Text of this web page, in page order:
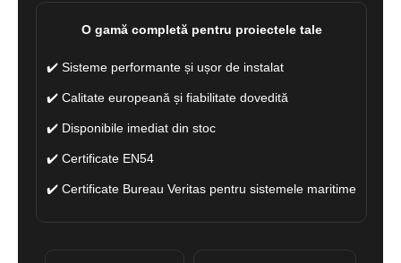
O gamă completă pentru proiectele tale
✔️ Sisteme performante și ușor de instalat
✔️ Calitate europeană și fiabilitate dovedită
✔️ Disponibile imediat din stoc
✔️ Certificate EN54
✔️ Certificate Bureau Veritas pentru sistemele maritime